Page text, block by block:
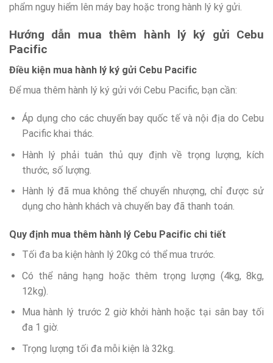
phẩm nguy hiểm lên máy bay hoặc trong hành lý ký gửi.
Hướng dẫn mua thêm hành lý ký gửi Cebu
Pacific
Điều kiện mua hành lý ký gửi Cebu Pacific
Để mua thêm hành lý ký gửi với Cebu Pacific, bạn cần:
Áp dụng cho các chuyến bay quốc tế và nội địa do Cebu
Pacific khai thác.
Hành lý phải tuân thủ quy định về trọng lượng, kích
thước, số lượng.
Hành lý đã mua không thể chuyển nhượng, chỉ được sử
dụng cho hành khách và chuyến bay đã thanh toán.
Quy định mua thêm hành lý Cebu Pacific chi tiết
Tối đa ba kiện hành lý 20kg có thể mua trước.
Có thể nâng hạng hoặc thêm trọng lượng (4kg, 8kg,
12kg).
Mua hành lý trước 2 giờ khởi hành hoặc tại sân bay tối
đa 1 giờ.
Trọng lượng tối đa mỗi kiện là 32kg.